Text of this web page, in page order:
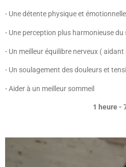
- Une détente physique et émotionnelle
- Une perception plus harmonieuse du
- Un meilleur équilibre nerveux (
- Un soulagement des douleurs et
- Aider à un meilleur sommeil
1 heure -